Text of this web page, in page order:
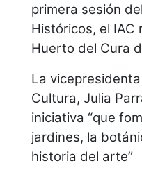
primera sesión
Históricos, el IAC
Huerto del Cura
La
Cultura, Julia
iniciativa “que
jardines, la
historia del arte”